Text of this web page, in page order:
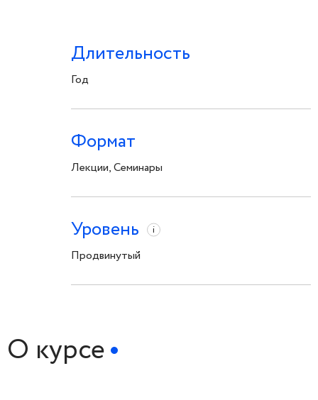
Длительность
Год
Формат
Лекции, Семинары
Уровень i
Продвинутый
О курсе